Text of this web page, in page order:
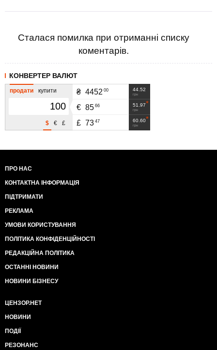
Сталася помилка при отриманні списку
коментарів.
КОНВЕРТЕР ВАЛЮТ
продати купити
£
€
$
44.52
грн
₴ 4452 00
51.97
грн
€ 85 66
60.60
грн
£ 73 47
ПРО НАС
КОНТАКТНА ІНФОРМАЦІЯ
ПІДТРИМАТИ
РЕКЛАМА
УМОВИ КОРИСТУВАННЯ
ПОЛІТИКА КОНФІДЕНЦІЙНОСТІ
РЕДАКЦІЙНА ПОЛІТИКА
ОСТАННІ НОВИНИ
НОВИНИ БІЗНЕСУ
ЦЕНЗОР.НЕТ
НОВИНИ
ПОДІЇ
РЕЗОНАНС